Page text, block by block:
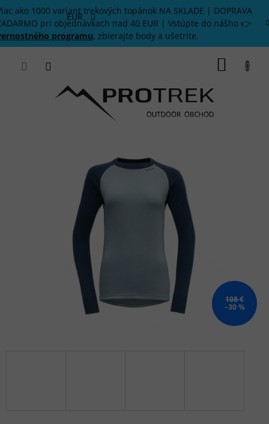
Prejsť
na
obsah
ako 1000 variant trekových topánok NA SKLADE | DOPRAVA
pri objednávkach nad 40 EUR | Vstúpte do nášho 👉
programu, zbierajte body a ušetrite.
EUR
108 €
–30 %